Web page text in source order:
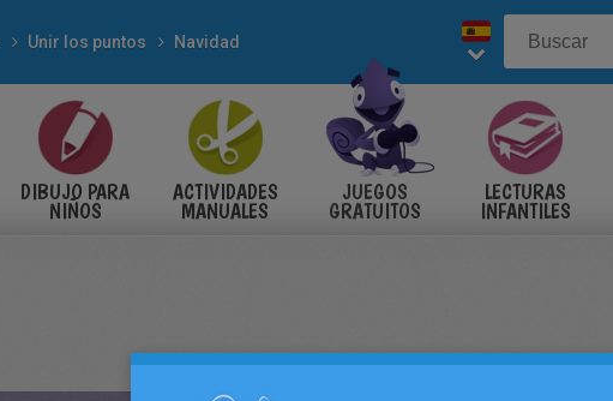
Unir los puntos Navidad
DIBUJO PARA
NIÑOS
ACTIVIDADES
MANUALES
JUEGOS
GRATUITOS
LECTURAS
INFANTILES